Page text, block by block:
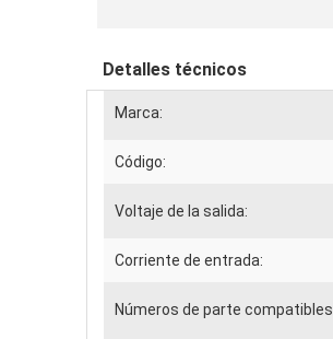
Detalles técnicos
Marca:
Código:
Voltaje de la salida:
Corriente de entrada:
Números de parte compatibles